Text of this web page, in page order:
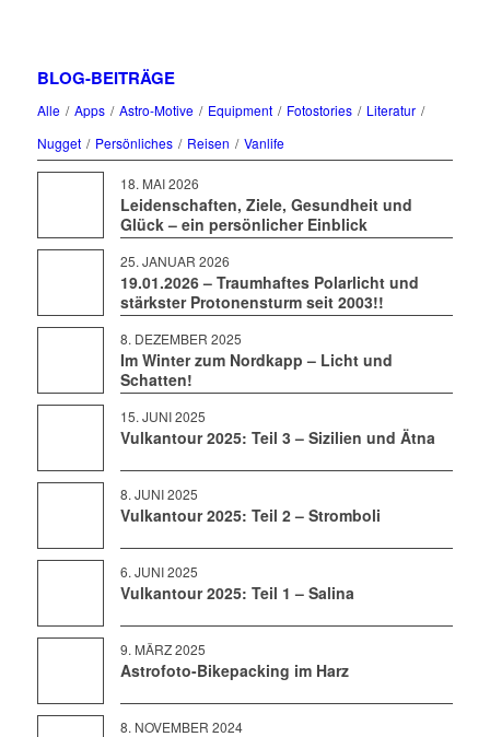
BLOG-BEITRÄGE
Alle / Apps / Astro-Motive / Equipment / Fotostories / Literatur /
Nugget / Persönliches / Reisen / Vanlife
18. MAI 2026
Leidenschaften, Ziele, Gesundheit und
Glück – ein persönlicher Einblick
25. JANUAR 2026
19.01.2026 – Traumhaftes Polarlicht und
stärkster Protonensturm seit 2003!!
8. DEZEMBER 2025
Im Winter zum Nordkapp – Licht und
Schatten!
15. JUNI 2025
Vulkantour 2025: Teil 3 – Sizilien und Ätna
8. JUNI 2025
Vulkantour 2025: Teil 2 – Stromboli
6. JUNI 2025
Vulkantour 2025: Teil 1 – Salina
9. MÄRZ 2025
Astrofoto-Bikepacking im Harz
8. NOVEMBER 2024